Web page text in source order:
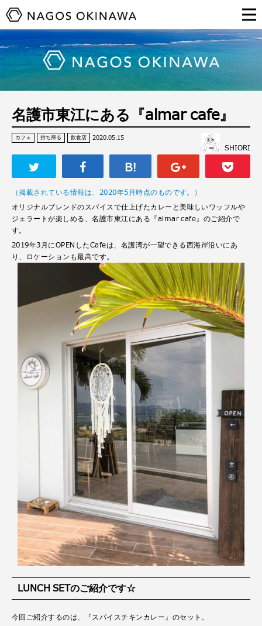
名護市東江にある『almar cafe』
カフェ 持ち帰る 飲食店 2020.05.15
SHIORI
（掲載されている情報は、2020年5月時点のものです。）
オリジナルブレンドのスパイスで仕上げたカレーと美味しいワッフルや
ジェラートが楽しめる、名護市東江にある『almar cafe』のご紹介で
す。
2019年3月にOPENしたCafeは、名護湾が一望できる西海岸沿いにあ
り、ロケーションも最高です。
LUNCH SETのご紹介です☆
今回ご紹介するのは、『スパイスチキンカレー』のセット。